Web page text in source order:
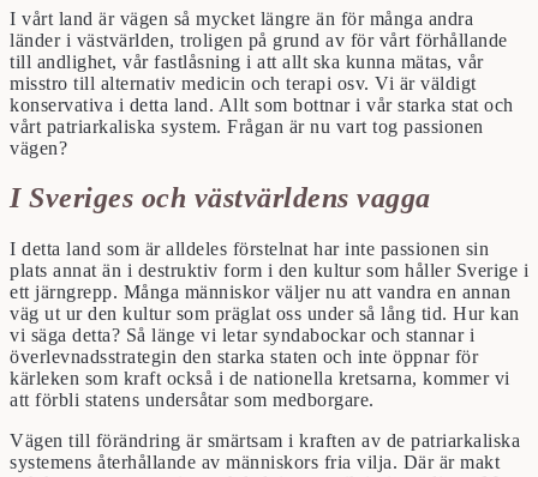
I vårt land är vägen så mycket längre än för många andra
länder i västvärlden, troligen på grund av för vårt förhållande
till andlighet, vår fastlåsning i att allt ska kunna mätas, vår
misstro till alternativ medicin och terapi osv. Vi är väldigt
konservativa i detta land. Allt som bottnar i vår starka stat och
vårt patriarkaliska system. Frågan är nu vart tog passionen
vägen?
I Sveriges och västvärldens vagga
I detta land som är alldeles förstelnat har inte passionen sin
plats annat än i destruktiv form i den kultur som håller Sverige i
ett järngrepp. Många människor väljer nu att vandra en annan
väg ut ur den kultur som präglat oss under så lång tid. Hur kan
vi säga detta? Så länge vi letar syndabockar och stannar i
överlevnadsstrategin den starka staten och inte öppnar för
kärleken som kraft också i de nationella kretsarna, kommer vi
att förbli statens undersåtar som medborgare.
Vägen till förändring är smärtsam i kraften av de patriarkaliska
systemens återhållande av människors fria vilja. Där är makt